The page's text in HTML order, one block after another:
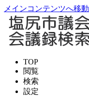
メインコンテンツへ移動
TOP
閲覧
検索
設定